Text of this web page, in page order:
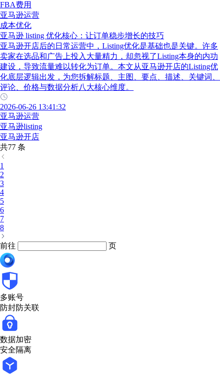
FBA费用
亚马逊运营
成本优化
亚马逊 listing 优化核心：让订单稳步增长的技巧
亚马逊开店后的日常运营中，Listing优化是基础也是关键。许多
卖家在选品和广告上投入大量精力，却忽视了Listing本身的内功
建设，导致流量难以转化为订单。本文从亚马逊开店的Listing优
化底层逻辑出发，为您拆解标题、主图、要点、描述、关键词、
评论、价格与数据分析八大核心维度。
2026-06-26 13:41:32
亚马逊运营
亚马逊listing
亚马逊开店
共77 条
1
2
3
4
5
6
7
8
前往 页
多账号
防封防关联
数据加密
安全隔离